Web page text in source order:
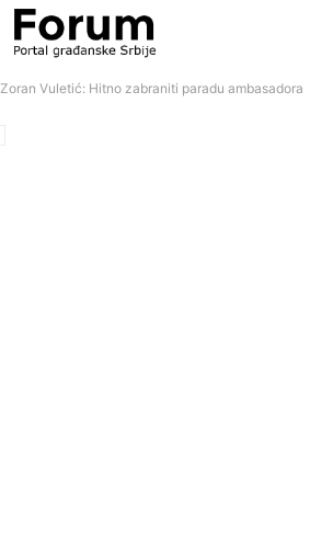
Zoran Vuletić: Hitno zabraniti paradu ambasadora